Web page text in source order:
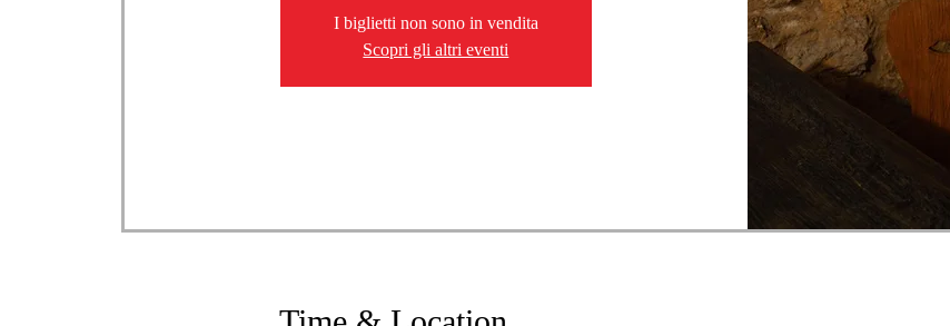
I biglietti non sono in vendita
Scopri gli altri eventi